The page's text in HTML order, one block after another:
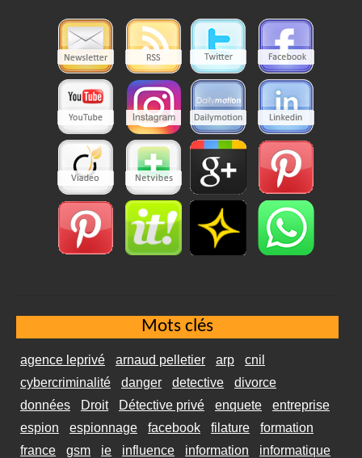
Mots clés
agence leprivé arnaud pelletier arp
cnil
cybercriminalité
danger detective
divorce
données
Droit Détective privé enquete
entreprise
espion
espionnage facebook filature
formation
france
gsm ie influence information informatique